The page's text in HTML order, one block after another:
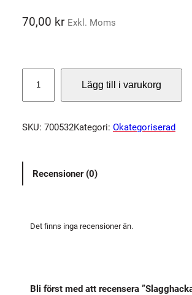
70,00 kr Exkl. Moms
a
g
a
Lägg till i varukorg
SKU: 700532Kategori: Okategoriserad
Recensioner (0)
Det finns inga recensioner än.
Bli först med att recensera